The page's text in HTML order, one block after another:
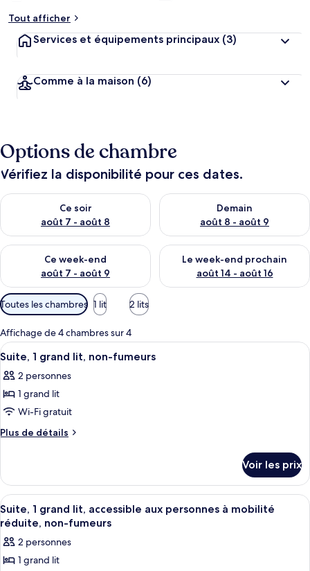
Tout afficher
Services et équipements principaux (3)
Comme à la maison (6)
Options de chambre
Vérifiez la disponibilité pour ces dates.
Ce soir
août 7 - août 8
Vérifier la disponibilité pour ce soir août 7 - août 8
Demain
août 8 - août 9
Vérifier la disponibilité pour
Ce week-end
août 7 - août 9
Vérifier la disponibilité pour ce week-end août 7 - août 9
Le week-end prochain
août 14 - août 16
Vérifier la disponibilité pour
Filtres
disponibles
pour
les
chambres
Toutes les chambres 1 lit 2 lits
Affichage de 4 chambres sur 4
Afficher
toutes
les
photos
pour
ce
chambre :
Suite,
1
grand
lit,
non-
Bureau, espace de travail pour
6
Suite, 1 grand lit, non-fumeurs
2 personnes
1 grand lit
Wi-Fi gratuit
Plus de détails
Plus
le
type
de
chambre
grand
Voir les prix
Afficher
toutes
les
photos
pour
Bureau, espace de travail pour
4
Suite, 1 grand lit, accessible aux personnes à mobilité
réduite, non-fumeurs
2 personnes
1 grand lit